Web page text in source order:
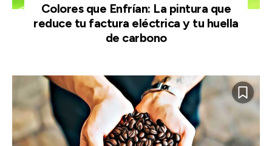
Colores que Enfrían: La pintura que
reduce tu factura eléctrica y tu huella
de carbono